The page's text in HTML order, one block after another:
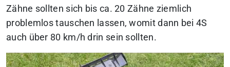
Zähne sollten sich bis ca. 20 Zähne ziemlich
problemlos tauschen lassen, womit dann bei 4S
auch über 80 km/h drin sein sollten.